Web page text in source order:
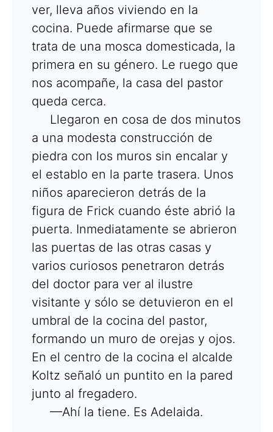
ver, lleva años viviendo en la
cocina. Puede afirmarse que se
trata de una mosca domesticada, la
primera en su género. Le ruego que
nos acompañe, la casa del pastor
queda cerca.
Llegaron en cosa de dos minutos
a una modesta construcción de
piedra con los muros sin encalar y
el establo en la parte trasera. Unos
niños aparecieron detrás de la
figura de Frick cuando éste abrió la
puerta. Inmediatamente se abrieron
las puertas de las otras casas y
varios curiosos penetraron detrás
del doctor para ver al ilustre
visitante y sólo se detuvieron en el
umbral de la cocina del pastor,
formando un muro de orejas y ojos.
En el centro de la cocina el alcalde
Koltz señaló un puntito en la pared
junto al fregadero.
—Ahí la tiene. Es Adelaida.